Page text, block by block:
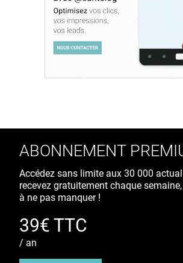
ABONNEMENT
Accédez sans limite aux 30 000
recevez gratuitement chaque
à ne pas manquer !
39€ TTC
/ an